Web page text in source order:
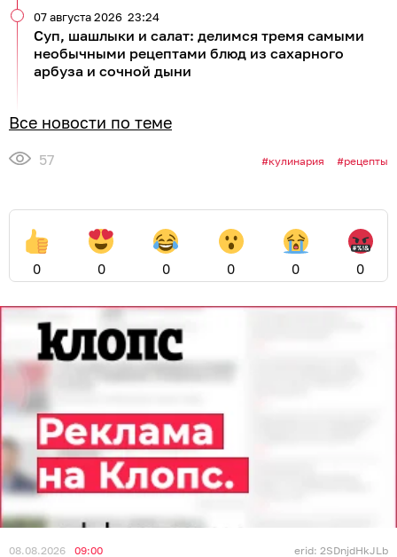
Суп, шашлыки и салат: делимся тремя самыми
необычными рецептами блюд из сахарного
арбуза и сочной дыни
07 августа 2026 23:24
Все новости по теме
57 кулинария рецепты
0 0 0 0 0 0
08.08.2026 09:00 erid: 2SDnjdHkJLb